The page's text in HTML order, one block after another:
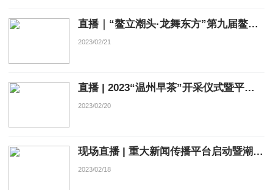
直播｜“鳌立潮头·龙舞东方”第九届鳌江划大龙民俗文化节
2023/02/21
直播 | 2023“温州早茶”开采仪式暨平阳黄汤茶旅文化节启动仪式
2023/02/20
现场直播 | 重大新闻传播平台启动暨潮新闻客户端上线仪式
2023/02/18